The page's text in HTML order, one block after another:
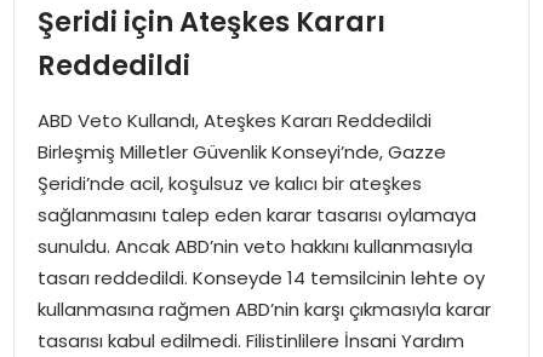
GÜNCEL
Şeridi için Ateşkes Kararı
Reddedildi
ABD Veto Kullandı, Ateşkes Kararı Reddedildi
Birleşmiş Milletler Güvenlik Konseyi’nde, Gazze
Şeridi’nde acil, koşulsuz ve kalıcı bir ateşkes
sağlanmasını talep eden karar tasarısı oylamaya
sunuldu. Ancak ABD’nin veto hakkını kullanmasıyla
tasarı reddedildi. Konseyde 14 temsilcinin lehte oy
kullanmasına rağmen ABD’nin karşı çıkmasıyla karar
tasarısı kabul edilmedi. Filistinlilere İnsani Yardım